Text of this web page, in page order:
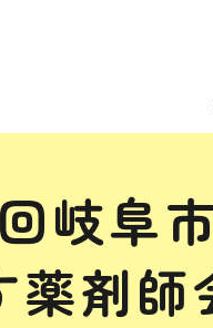
阜
薬剤師